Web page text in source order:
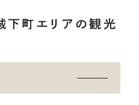
下町エリアの観光